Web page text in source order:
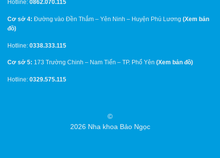
Hotline: 0862.070.115
Cơ sở 4: Đường vào Đền Thắm – Yên Ninh – Huyện Phú Lương (Xem bản
đồ)
Hotline: 0338.333.115
Cơ sở 5: 173 Trường Chinh – Nam Tiến – TP. Phổ Yên (Xem bản đồ)
Hotline: 0329.575.115
©
2026 Nha khoa Bảo Ngọc